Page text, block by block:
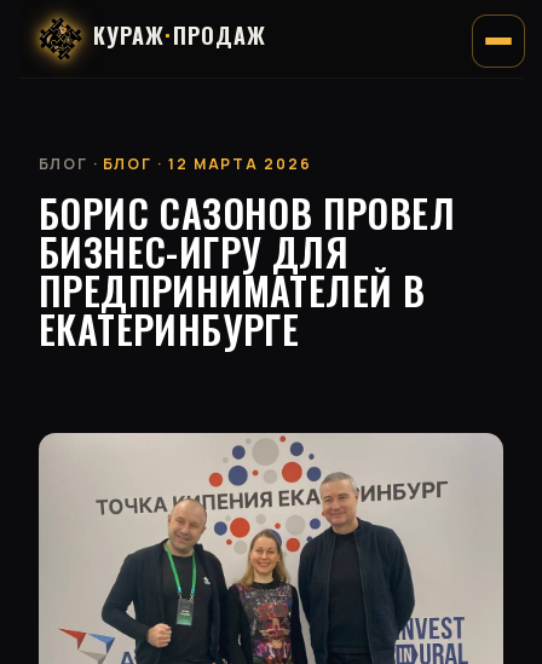
КУРАЖ·ПРОДАЖ
БЛОГ · БЛОГ · 12 МАРТА 2026
БОРИС САЗОНОВ ПРОВЕЛ
БИЗНЕС-ИГРУ ДЛЯ
ПРЕДПРИНИМАТЕЛЕЙ В
ЕКАТЕРИНБУРГЕ